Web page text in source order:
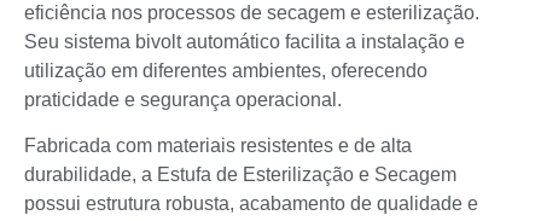
eficiência nos processos de secagem e esterilização.
Seu sistema bivolt automático facilita a instalação e
utilização em diferentes ambientes, oferecendo
praticidade e segurança operacional.
Fabricada com materiais resistentes e de alta
durabilidade, a Estufa de Esterilização e Secagem
possui estrutura robusta, acabamento de qualidade e